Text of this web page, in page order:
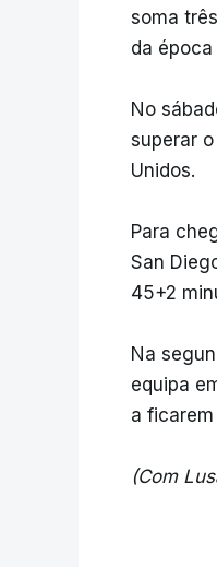
soma
da
No
superar
Unidos.
Para
San
45+2
Na
equipa
a
(Com